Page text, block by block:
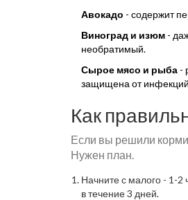
Авокадо - содержит
Виноград и изюм -
необратимый.
Сырое мясо и рыба -
защищена от
Как
Если вы решили
Нужен план.
Начните с малого - 1-
в течение 3 дней.